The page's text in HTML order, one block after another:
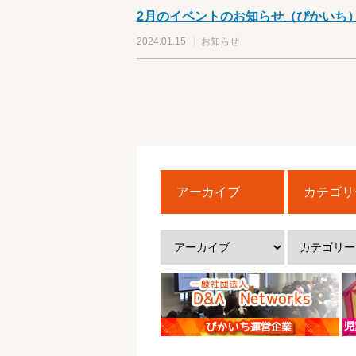
2月のイベントのお知らせ（ぴかいち
2024.01.15 お知らせ
アーカイブ カテゴ